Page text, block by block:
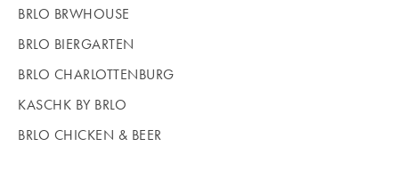
BRLO BRWHOUSE
BRLO BIERGARTEN
BRLO CHARLOTTENBURG
KASCHK BY BRLO
BRLO CHICKEN & BEER